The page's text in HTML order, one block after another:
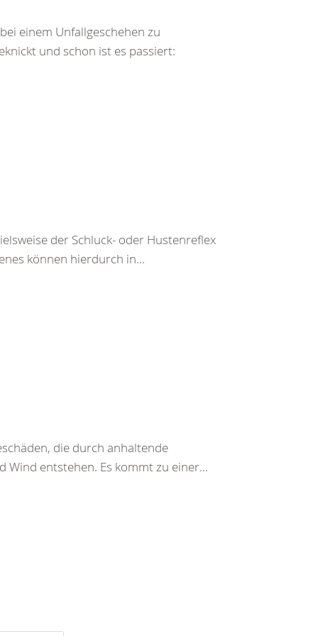
einem Unfallgeschehen zu
und schon ist es passiert:
der Schluck- oder Hustenreflex
können hierdurch in...
die durch anhaltende
entstehen. Es kommt zu einer...